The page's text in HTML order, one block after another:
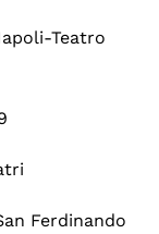
Teatro
Ferdinando